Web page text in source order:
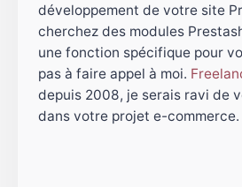
développement de votre site
cherchez des modules
une fonction spécifique pour
pas à faire appel à moi.
depuis 2008, je serais ravi de
dans votre projet e-commerce.